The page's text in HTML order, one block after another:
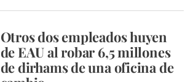
Otros dos empleados huyen
de EAU al robar 6,5 millones
de dirhams de una oficina de